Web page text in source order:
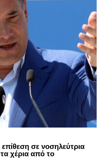
σε νοσηλεύτρια
χέρια από το